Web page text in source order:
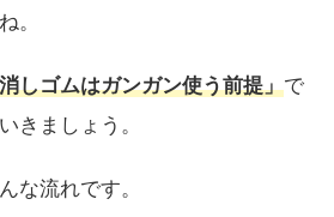
。
しゴムはガンガン使う前提」で
きましょう。
な流れです。